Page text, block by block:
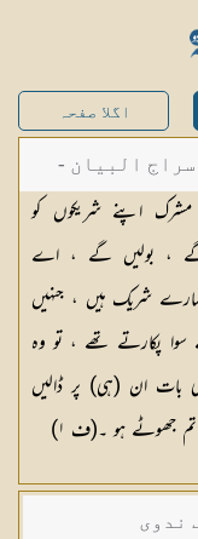
اگلا صفحہ
البیان -
از ترجمتین
دھلوی/
الدین دھلوی
اپنے شریکوں کو
گے ، بولیں گے ، اے
شریک ہیں ، جنہیں
پکارتے تھے ، تو وہ
بات ان (ہی) پر ڈالیں
جھوٹے ہو ۔(ف ١)
ندوی